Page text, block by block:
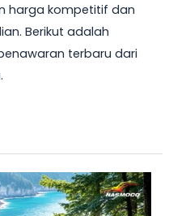
harga kompetitif dan
Berikut adalah
terbaru dari